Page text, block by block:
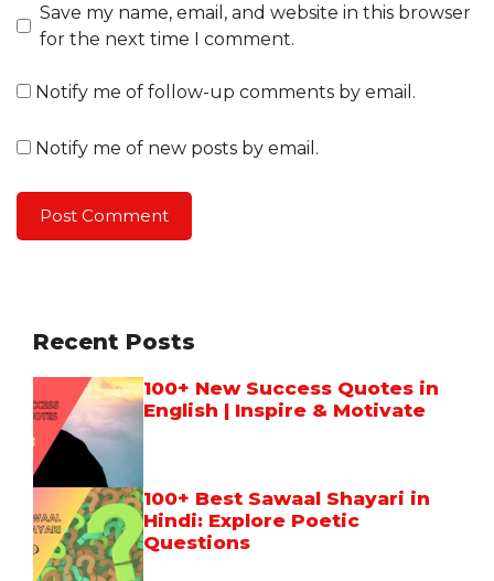
Save my name, email, and website in this browser
for the next time I comment.
Notify me of follow-up comments by email.
Notify me of new posts by email.
Recent Posts
100+ New Success Quotes in
English | Inspire & Motivate
100+ Best Sawaal Shayari in
Hindi: Explore Poetic
Questions